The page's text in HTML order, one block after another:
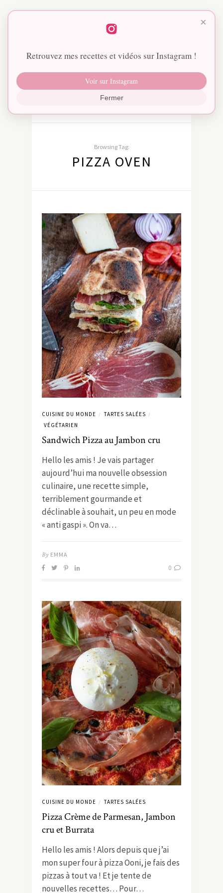
Browsing Tag:
PIZZA OVEN
CUISINE DU MONDE / TARTES SALÉES /
VÉGÉTARIEN
Sandwich Pizza au Jambon cru
Hello les amis ! Je vais partager
aujourd’hui ma nouvelle obsession
culinaire, une recette simple,
terriblement gourmande et
déclinable à souhait, un peu en mode
« anti gaspi ». On va…
By EMMA
0
CUISINE DU MONDE / TARTES SALÉES
Pizza Crème de Parmesan, Jambon
cru et Burrata
Hello les amis ! Alors depuis que j’ai
mon super four à pizza Ooni, je fais des
pizzas à tout va ! Et je tente de
nouvelles recettes… Pour…
×
Retrouvez mes recettes et vidéos sur Instagram !
Voir sur Instagram
Fermer